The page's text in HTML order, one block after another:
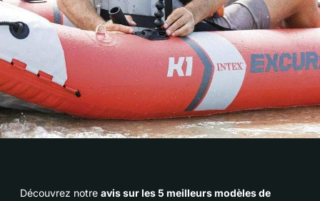
Découvrez notre avis sur les 5 meilleurs modèles de